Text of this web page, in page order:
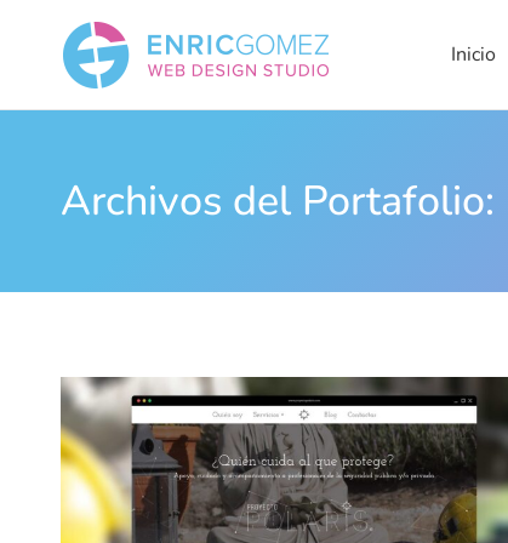
Inicio
Archivos del Portafolio: